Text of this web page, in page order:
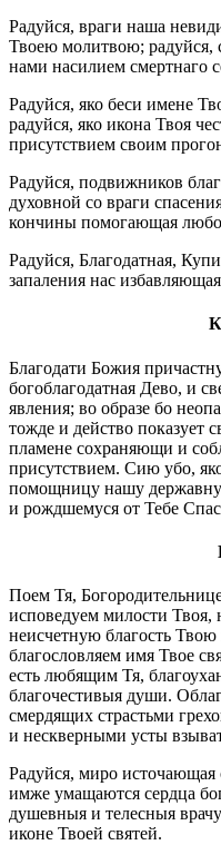
Радуйся, враги наша
Твоею молитвою; радуйся,
нами насилием смертнаго
Радуйся, яко беси имене
радуйся, яко икона Твоя
присутствием своим
Радуйся, подвижников
духовной со враги
кончины помогающая
Радуйся, Благодатная,
запаления нас
Благодати Божия
богоблагодатная Дево, и
явления; во образе бо
тожде и действо показует
пламене сохраняющи и
присутствием. Сию убо,
помощницу нашу
и рождшемуся от Тебе
Поем Тя,
исповедуем милости Твоя,
неисчетную благость Твою
благословляем имя Твое
есть любящим Тя,
благочестивыя души.
смердящих страстьми
и нескверными усты
Радуйся, миро источающая
имже умащаются сердца
душевныя и телесныя
иконе Твоей святей.